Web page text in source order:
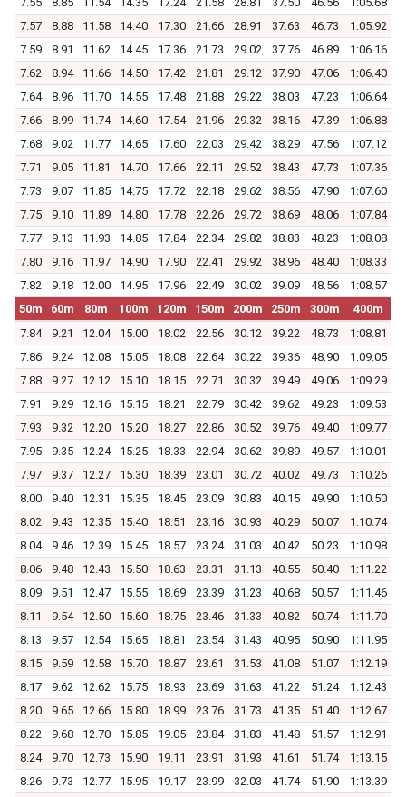
7.57
8.88 11.58 14.40 17.30 21.66 28.91 37.63 46.73
1:05.92
7.59
8.91 11.62 14.45 17.36 21.73 29.02 37.76 46.89
1:06.16
7.62
8.94 11.66 14.50 17.42 21.81 29.12 37.90 47.06
1:06.40
7.64
8.96 11.70 14.55 17.48 21.88 29.22 38.03 47.23
1:06.64
7.66
8.99 11.74 14.60 17.54 21.96 29.32 38.16 47.39
1:06.88
7.68
9.02 11.77 14.65 17.60 22.03 29.42 38.29 47.56
1:07.12
7.71
9.05 11.81 14.70 17.66 22.11 29.52 38.43 47.73
1:07.36
7.73
9.07 11.85 14.75 17.72 22.18 29.62 38.56 47.90
1:07.60
7.75
9.10 11.89 14.80 17.78 22.26 29.72 38.69 48.06
1:07.84
7.77
9.13 11.93 14.85 17.84 22.34 29.82 38.83 48.23
1:08.08
7.80
9.16 11.97 14.90 17.90 22.41 29.92 38.96 48.40
1:08.33
7.82
9.18 12.00 14.95 17.96 22.49 30.02 39.09 48.56
1:08.57
50m
60m 80m 100m 120m 150m 200m 250m 300m
400m
7.84
9.21 12.04 15.00 18.02 22.56 30.12 39.22 48.73
1:08.81
7.86
9.24 12.08 15.05 18.08 22.64 30.22 39.36 48.90
1:09.05
7.88
9.27 12.12 15.10 18.15 22.71 30.32 39.49 49.06
1:09.29
7.91
9.29 12.16 15.15 18.21 22.79 30.42 39.62 49.23
1:09.53
7.93
9.32 12.20 15.20 18.27 22.86 30.52 39.76 49.40
1:09.77
7.95
9.35 12.24 15.25 18.33 22.94 30.62 39.89 49.57
1:10.01
7.97
9.37 12.27 15.30 18.39 23.01 30.72 40.02 49.73
1:10.26
8.00
9.40 12.31 15.35 18.45 23.09 30.83 40.15 49.90
1:10.50
8.02
9.43 12.35 15.40 18.51 23.16 30.93 40.29 50.07
1:10.74
8.04
9.46 12.39 15.45 18.57 23.24 31.03 40.42 50.23
1:10.98
8.06
9.48 12.43 15.50 18.63 23.31 31.13 40.55 50.40
1:11.22
8.09
9.51 12.47 15.55 18.69 23.39 31.23 40.68 50.57
1:11.46
8.11
9.54 12.50 15.60 18.75 23.46 31.33 40.82 50.74
1:11.70
8.13
9.57 12.54 15.65 18.81 23.54 31.43 40.95 50.90
1:11.95
8.15
9.59 12.58 15.70 18.87 23.61 31.53 41.08 51.07
1:12.19
8.17
9.62 12.62 15.75 18.93 23.69 31.63 41.22 51.24
1:12.43
8.20
9.65 12.66 15.80 18.99 23.76 31.73 41.35 51.40
1:12.67
8.22
9.68 12.70 15.85 19.05 23.84 31.83 41.48 51.57
1:12.91
8.24
9.70 12.73 15.90 19.11 23.91 31.93 41.61 51.74
1:13.15
8.26
9.73 12.77 15.95 19.17 23.99 32.03 41.74 51.90
1:13.39